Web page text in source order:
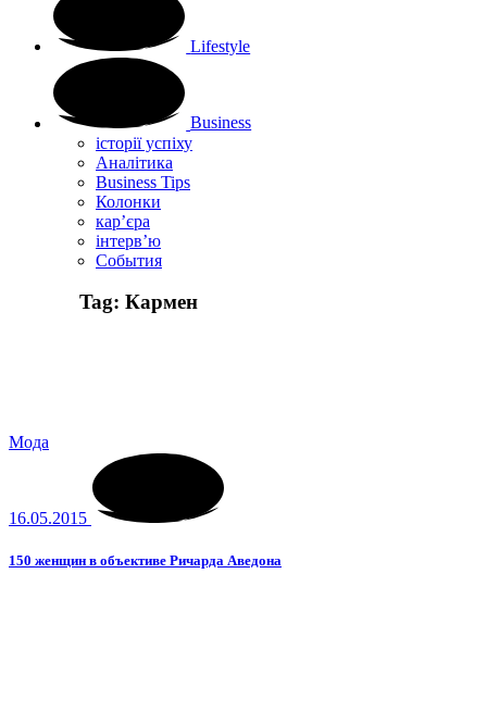
Lifestyle
Business
історії успіху
Аналітика
Business Tips
Колонки
кар’єра
інтерв’ю
Cобытия
Tag: Кармен
Мода
16.05.2015
150 женщин в объективе Ричарда Аведона